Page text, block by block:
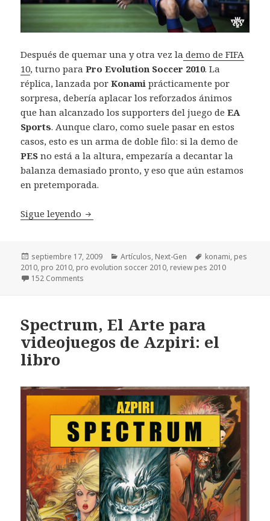
Después de quemar una y otra vez la demo de FIFA
10, turno paraPro Evolution Soccer 2010. La
réplica, lanzada porKonami prácticamente por
sorpresa, debería aplacar los reforzados ánimos
que han alcanzado los supporters del juego deEA
Sports. Aunque claro, como suele pasar en estos
casos, esto es un arma de doble filo: si la demo de
PES no está a la altura, empezaría a decantar la
balanza demasiado pronto, y eso que aún estamos
en pretemporada.
Sigue leyendo Impresiones demo PES 2010
Publicado
el
septiembre 17, 2009 Categorías
Artículos, Next-Gen Etiquetas
konami, pes
2010, pro 2010, pro evolution soccer 2010, review pes 2010
152 Comments
Spectrum, El Arte para
videojuegos de Azpiri: el
libro